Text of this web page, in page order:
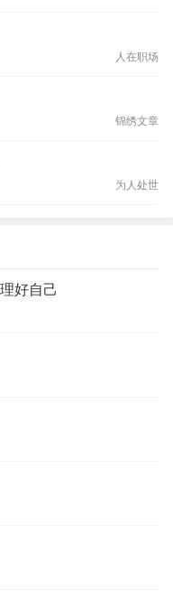
人在职场
锦绣文章
为人处世
好自己